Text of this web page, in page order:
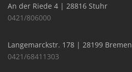
An der Riede 4 | 28816 Stuhr
0421/806000
Langemarckstr. 178 | 28199 Bremen
0421/68411303